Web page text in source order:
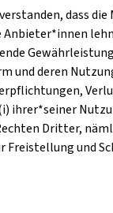
dass
Anbieter*innen
und deren
ihrer*seiner
Dritter,
und